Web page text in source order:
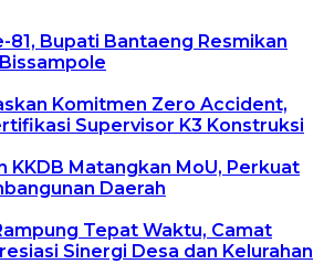
81, Bupati Bantaeng Resmikan
Komitmen Zero Accident,
Supervisor K3 Konstruksi
KKDB Matangkan MoU, Perkuat
Daerah
Tepat Waktu, Camat
Sinergi Desa dan Kelurahan